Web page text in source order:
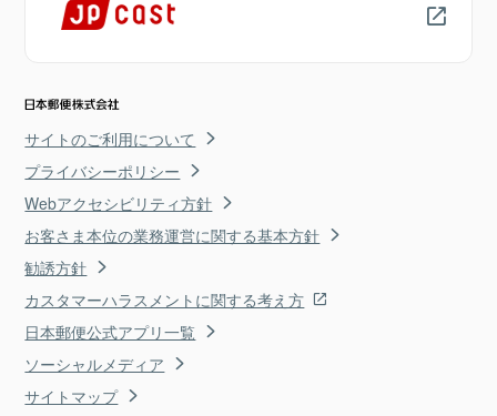
サイトのご利用について
プライバシーポリシー
Webアクセシビリティ方針
お客さま本位の業務運営に関する基本方針
勧誘方針
カスタマーハラスメントに関する考え方
日本郵便公式アプリ一覧
ソーシャルメディア
サイトマップ